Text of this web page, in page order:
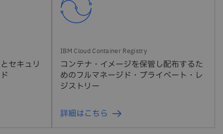
セキュリ
コンテナ・イメージを保管し配布するた
めのフルマネージド・プライベート・レ
ジストリー
詳細はこちら